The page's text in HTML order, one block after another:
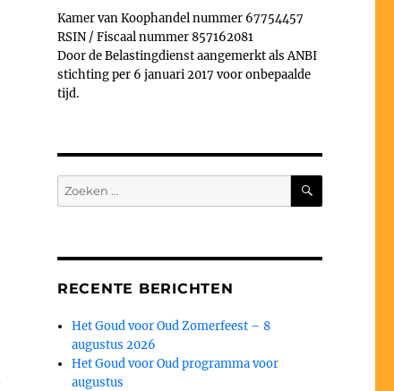
Kamer van Koophandel nummer 67754457
RSIN / Fiscaal nummer 857162081
Door de Belastingdienst aangemerkt als ANBI
stichting per 6 januari 2017 voor onbepaalde
tijd.
Zoeken
naar:
ZOEKEN
RECENTE BERICHTEN
Het Goud voor Oud Zomerfeest – 8
augustus 2026
Het Goud voor Oud programma voor
augustus